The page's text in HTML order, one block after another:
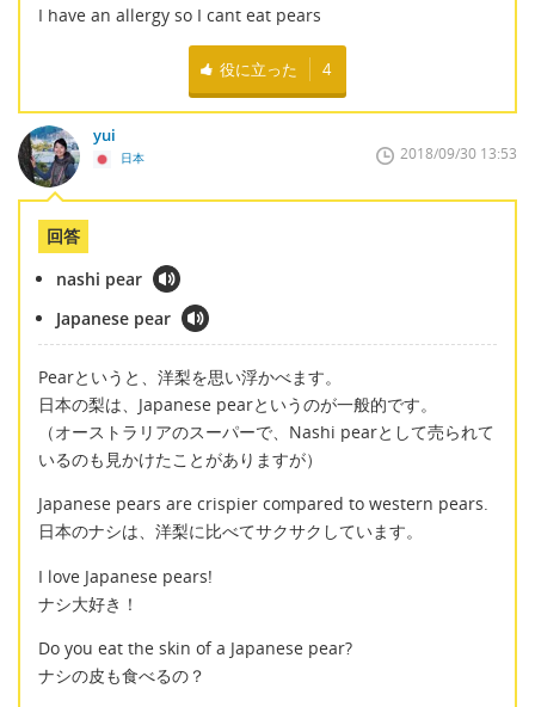
I have an allergy so I cant eat pears
役に立った 4
yui
日本 2018/09/30 13:53
回答
nashi pear
Japanese pear
Pearというと、洋梨を思い浮かべます。
日本の梨は、Japanese pearというのが一般的です。
（オーストラリアのスーパーで、Nashi pearとして売られて
いるのも見かけたことがありますが）
Japanese pears are crispier compared to western pears.
日本のナシは、洋梨に比べてサクサクしています。
I love Japanese pears!
ナシ大好き！
Do you eat the skin of a Japanese pear?
ナシの皮も食べるの？